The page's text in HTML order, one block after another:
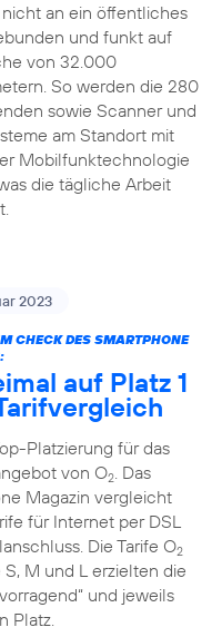
nicht an ein öffentliches
und funkt auf
von 32.000
So werden die 280
sowie Scanner und
am Standort mit
Mobilfunktechnologie
die tägliche Arbeit
2023
CHECK DES SMARTPHONE
auf Platz 1
Platzierung für das
von O2. Das
Magazin vergleicht
für Internet per DSL
Die Tarife O2
M und L erzielten die
und jeweils
Platz.